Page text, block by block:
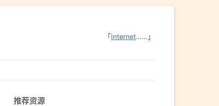
「Internet……」
推荐资源